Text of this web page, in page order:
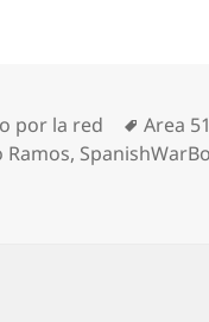
por la red Area 51
Ramos,